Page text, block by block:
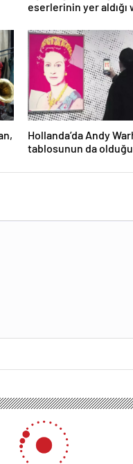
eserlerinin yer aldığı
Hollanda’da Andy
tablosunun da
Maddiyat hakkında dikkat